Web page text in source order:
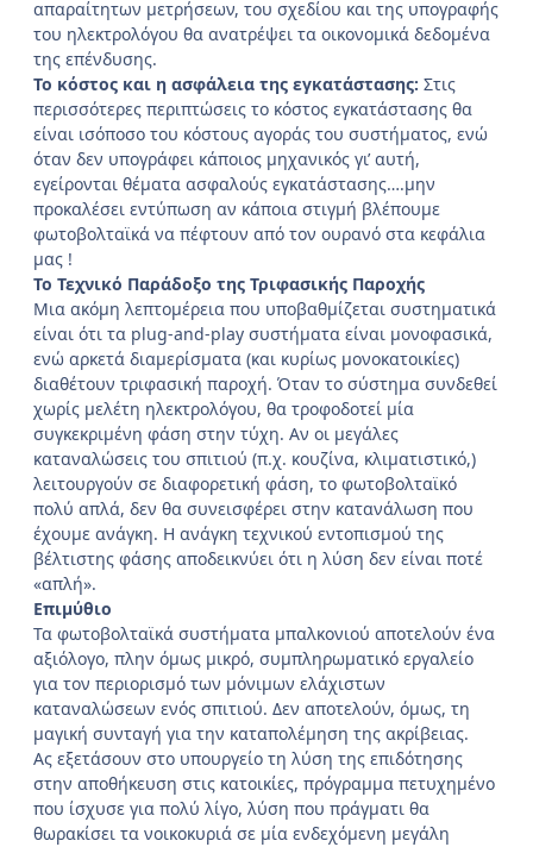
απαραίτητων μετρήσεων, του σχεδίου και της υπογραφής
του ηλεκτρολόγου θα ανατρέψει τα οικονομικά δεδομένα
της επένδυσης.
Το κόστος και η ασφάλεια της εγκατάστασης: Στις
περισσότερες περιπτώσεις το κόστος εγκατάστασης θα
είναι ισόποσο του κόστους αγοράς του συστήματος, ενώ
όταν δεν υπογράφει κάποιος μηχανικός γι’ αυτή,
εγείρονται θέματα ασφαλούς εγκατάστασης….μην
προκαλέσει εντύπωση αν κάποια στιγμή βλέπουμε
φωτοβολταϊκά να πέφτουν από τον ουρανό στα κεφάλια
μας !
Το Τεχνικό Παράδοξο της Τριφασικής Παροχής
Μια ακόμη λεπτομέρεια που υποβαθμίζεται συστηματικά
είναι ότι τα plug-and-play συστήματα είναι μονοφασικά,
ενώ αρκετά διαμερίσματα (και κυρίως μονοκατοικίες)
διαθέτουν τριφασική παροχή. Όταν το σύστημα συνδεθεί
χωρίς μελέτη ηλεκτρολόγου, θα τροφοδοτεί μία
συγκεκριμένη φάση στην τύχη. Αν οι μεγάλες
καταναλώσεις του σπιτιού (π.χ. κουζίνα, κλιματιστικό,)
λειτουργούν σε διαφορετική φάση, το φωτοβολταϊκό
πολύ απλά, δεν θα συνεισφέρει στην κατανάλωση που
έχουμε ανάγκη. Η ανάγκη τεχνικού εντοπισμού της
βέλτιστης φάσης αποδεικνύει ότι η λύση δεν είναι ποτέ
«απλή».
Επιμύθιο
Τα φωτοβολταϊκά συστήματα μπαλκονιού αποτελούν ένα
αξιόλογο, πλην όμως μικρό, συμπληρωματικό εργαλείο
για τον περιορισμό των μόνιμων ελάχιστων
καταναλώσεων ενός σπιτιού. Δεν αποτελούν, όμως, τη
μαγική συνταγή για την καταπολέμηση της ακρίβειας.
Ας εξετάσουν στο υπουργείο τη λύση της επιδότησης
στην αποθήκευση στις κατοικίες, πρόγραμμα πετυχημένο
που ίσχυσε για πολύ λίγο, λύση που πράγματι θα
θωρακίσει τα νοικοκυριά σε μία ενδεχόμενη μεγάλη